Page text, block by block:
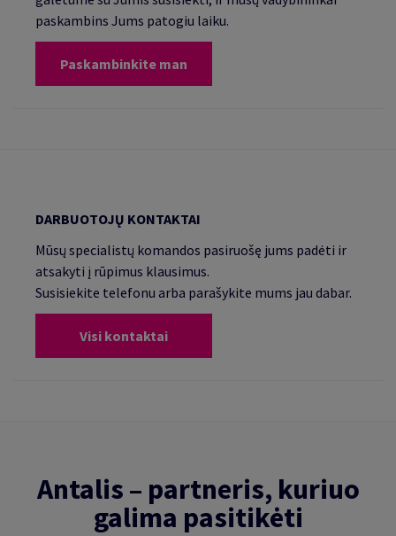
paskambins Jums patogiu laiku.
Paskambinkite man
DARBUOTOJŲ KONTAKTAI
Mūsų specialistų komandos pasiruošę jums padėti ir
atsakyti į rūpimus klausimus.
Susisiekite telefonu arba parašykite mums jau dabar.
Visi kontaktai
Antalis – partneris, kuriuo
galima pasitikėti